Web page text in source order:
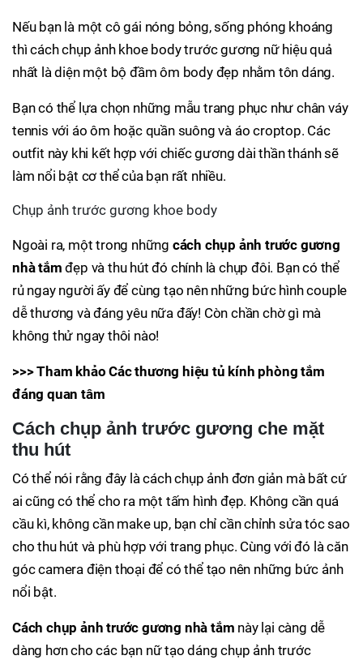
Nếu bạn là một cô gái nóng bỏng, sống phóng khoáng
thì cách chụp ảnh khoe body trước gương nữ hiệu quả
nhất là diện một bộ đầm ôm body đẹp nhằm tôn dáng.
Bạn có thể lựa chọn những mẫu trang phục như chân váy
tennis với áo ôm hoặc quần suông và áo croptop. Các
outfit này khi kết hợp với chiếc gương dài thần thánh sẽ
làm nổi bật cơ thể của bạn rất nhiều.
Chụp ảnh trước gương khoe body
Ngoài ra, một trong những cách chụp ảnh trước gương
nhà tắm đẹp và thu hút đó chính là chụp đôi. Bạn có thể
rủ ngay người ấy để cùng tạo nên những bức hình couple
dễ thương và đáng yêu nữa đấy! Còn chần chờ gì mà
không thử ngay thôi nào!
>>> Tham khảo Các thương hiệu tủ kính phòng tắm
đáng quan tâm
Cách chụp ảnh trước gương che mặt
thu hút
Có thể nói rằng đây là cách chụp ảnh đơn giản mà bất cứ
ai cũng có thể cho ra một tấm hình đẹp. Không cần quá
cầu kì, không cần make up, bạn chỉ cần chỉnh sửa tóc sao
cho thu hút và phù hợp với trang phục. Cùng với đó là căn
góc camera điện thoại để có thể tạo nên những bức ảnh
nổi bật.
Cách chụp ảnh trước gương nhà tắm này lại càng dễ
dàng hơn cho các bạn nữ tạo dáng chụp ảnh trước